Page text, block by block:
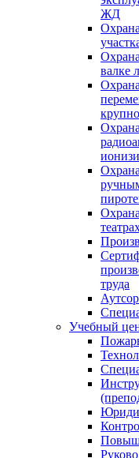
ЖД
валке
труда
Учебный